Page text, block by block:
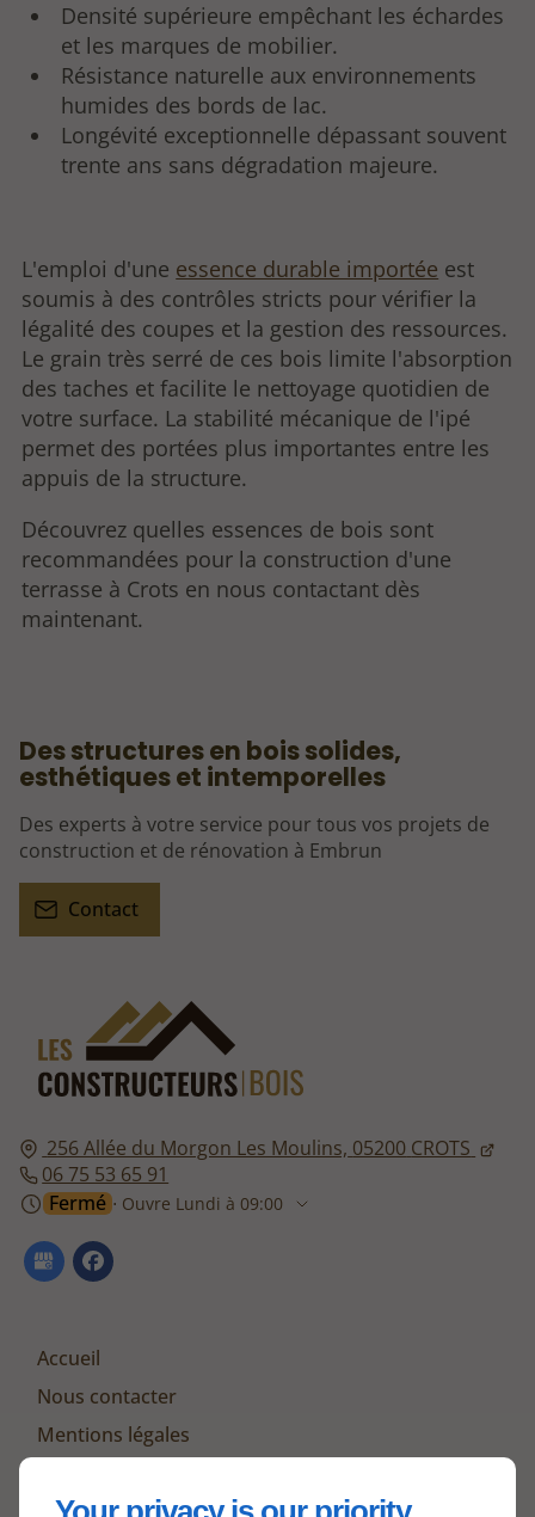
Densité supérieure empêchant les échardes
et les marques de mobilier.
Résistance naturelle aux environnements
humides des bords de lac.
Longévité exceptionnelle dépassant souvent
trente ans sans dégradation majeure.
L'emploi d'une essence durable importée est
soumis à des contrôles stricts pour vérifier la
légalité des coupes et la gestion des ressources.
Le grain très serré de ces bois limite l'absorption
des taches et facilite le nettoyage quotidien de
votre surface. La stabilité mécanique de l'ipé
permet des portées plus importantes entre les
appuis de la structure.
Découvrez quelles essences de bois sont
recommandées pour la construction d'une
terrasse à Crots en nous contactant dès
maintenant.
256 Allée du Morgon Les Moulins, 05200 CROTS
06 75 53 65 91
Fermé ⋅ Ouvre Lundi à 09:00
Accueil
Nous contacter
Mentions légales
Des structures en bois solides,
esthétiques et intemporelles
Des experts à votre service pour tous vos projets de
construction et de rénovation à Embrun
Contact